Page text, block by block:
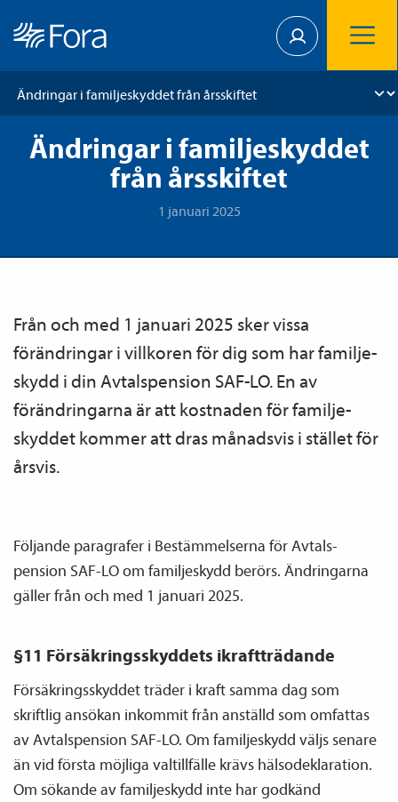
Ändringar i familjeskyddet
från årsskiftet
1 januari 2025
Från och med 1 januari 2025 sker vissa
förändringar i villkoren för dig som har familje­
skydd i din Avtals­pension SAF-LO. En av
förändringarna är att kostnaden för familje­
skyddet kommer att dras månadsvis i stället för
årsvis.
Följande paragrafer i Bestämmelserna för Avtals­
pension SAF-LO om familje­skydd berörs. Ändringarna
gäller från och med 1 januari 2025.
§11 Försäkringsskyddets ikraftträdande
Försäkringsskyddet träder i kraft samma dag som
skriftlig ansökan inkommit från anställd som omfattas
av Avtals­pension SAF-LO. Om familje­skydd väljs senare
än vid första möjliga valtillfälle krävs hälsodeklaration.
Om sökande av familje­skydd inte har godkänd